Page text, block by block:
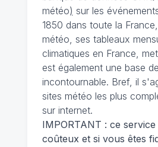
météo) sur les
1850 dans toute la
météo, ses tableaux
climatiques en France,
est également une base
incontournable. Bref, il
sites météo les plus
sur internet.
IMPORTANT : ce
coûteux et si vous êtes